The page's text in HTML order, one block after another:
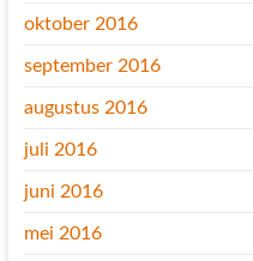
oktober 2016
september 2016
augustus 2016
juli 2016
juni 2016
mei 2016